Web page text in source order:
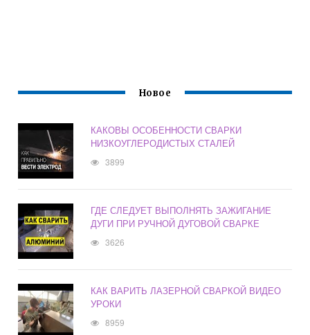
Новое
КАКОВЫ ОСОБЕННОСТИ СВАРКИ
НИЗКОУГЛЕРОДИСТЫХ СТАЛЕЙ
3899
ГДЕ СЛЕДУЕТ ВЫПОЛНЯТЬ ЗАЖИГАНИЕ
ДУГИ ПРИ РУЧНОЙ ДУГОВОЙ СВАРКЕ
3626
КАК ВАРИТЬ ЛАЗЕРНОЙ СВАРКОЙ ВИДЕО
УРОКИ
8959